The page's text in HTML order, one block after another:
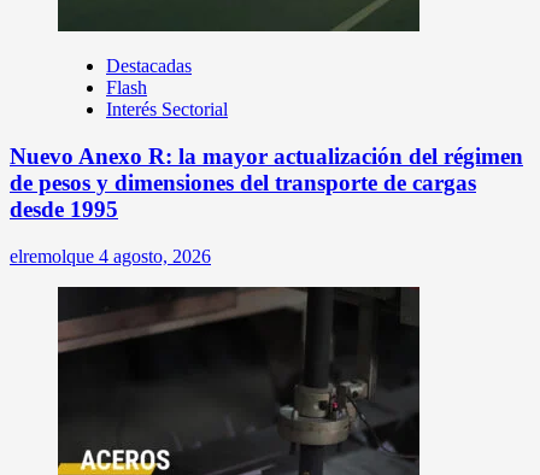
Destacadas
Flash
Interés Sectorial
Nuevo Anexo R: la mayor actualización del régimen
de pesos y dimensiones del transporte de cargas
desde 1995
elremolque 4 agosto, 2026